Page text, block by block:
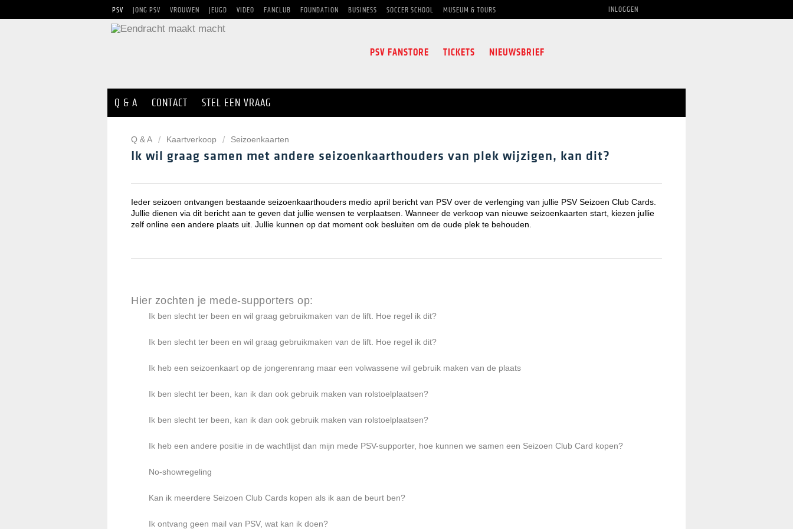
PSV JONG PSV VROUWEN JEUGD VIDEO FANCLUB FOUNDATION BUSINESS SOCCER SCHOOL MUSEUM & TOURS INLOGGEN
PSV FANSTORE TICKETS NIEUWSBRIEF
Q & A CONTACT STEL EEN VRAAG
Q & A Kaartverkoop Seizoenkaarten
Ik wil graag samen met andere seizoenkaarthouders van plek wijzigen, kan dit?
Ieder seizoen ontvangen bestaande seizoenkaarthouders medio april bericht van PSV over de verlenging van jullie PSV Seizoen Club Cards.
Jullie dienen via dit bericht aan te geven dat jullie wensen te verplaatsen. Wanneer de verkoop van nieuwe seizoenkaarten start, kiezen jullie
zelf online een andere plaats uit. Jullie kunnen op dat moment ook besluiten om de oude plek te behouden.
Hier zochten je mede-supporters op:
Ik ben slecht ter been en wil graag gebruikmaken van de lift. Hoe regel ik dit?
Ik ben slecht ter been en wil graag gebruikmaken van de lift. Hoe regel ik dit?
Ik heb een seizoenkaart op de jongerenrang maar een volwassene wil gebruik maken van de plaats
Ik ben slecht ter been, kan ik dan ook gebruik maken van rolstoelplaatsen?
Ik ben slecht ter been, kan ik dan ook gebruik maken van rolstoelplaatsen?
Ik heb een andere positie in de wachtlijst dan mijn mede PSV-supporter, hoe kunnen we samen een Seizoen Club Card kopen?
No-showregeling
Kan ik meerdere Seizoen Club Cards kopen als ik aan de beurt ben?
Ik ontvang geen mail van PSV, wat kan ik doen?